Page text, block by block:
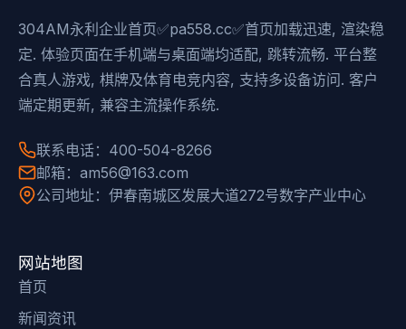
304AM永利企业首页✅pa558.cc✅首页加载迅速, 渲染稳
定. 体验页面在手机端与桌面端均适配, 跳转流畅. 平台整
合真人游戏, 棋牌及体育电竞内容, 支持多设备访问. 客户
端定期更新, 兼容主流操作系统.
联系电话：400-504-8266
邮箱：am56@163.com
公司地址：伊春南城区发展大道272号数字产业中心
网站地图
首页
新闻资讯